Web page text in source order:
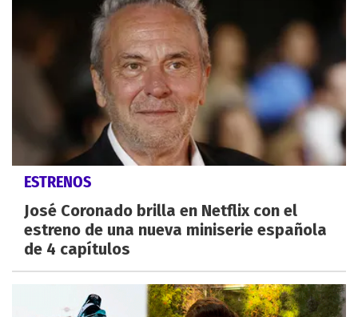
ESTRENOS
José Coronado brilla en Netflix con el
estreno de una nueva miniserie española
de 4 capítulos